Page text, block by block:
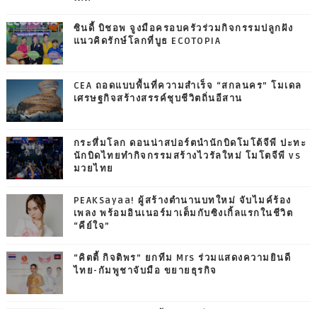
ซินดี้ บิชอพ จูงมือครอบครัวร่วมกิจกรรมปลูกฝัง
แนวคิดรักษ์โลกที่บูธ ECOTOPIA
CEA ถอดแบบพื้นที่ความสำเร็จ “สกลนคร” โมเดล
เศรษฐกิจสร้างสรรค์ชุบชีวิตถิ่นอีสาน
กระหึ่มโลก ดอนน่าสปอร์ตนำนักบิดโมโต้จีพี ปะทะ
นักบิดไทยทำกิจกรรมสร้างไวรัลใหม่ โมโตจีพี vs
มวยไทย
PEAKSayaa! ผู้สร้างตำนานบทใหม่ จับไมค์ร้อง
เพลง พร้อมอินเนอร์มาเต็มกับซิงเกิ้ลแรกในชีวิต
“คีย์ใจ”
“คิตตี้ กิจติพร” ยกทีม Mrs ร่วมแสดงความยินดี
ไทย-กัมพูชาจับมือ ขยายธุรกิจ